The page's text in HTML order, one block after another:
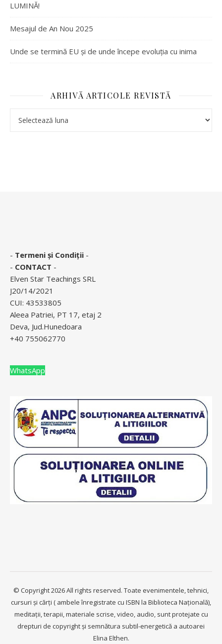
LUMINĂ!
Mesajul de An Nou 2025
Unde se termină EU și de unde începe evoluția cu inima
ARHIVĂ ARTICOLE REVISTĂ
- Termeni și Condiții -
- CONTACT -
Elven Star Teachings SRL
J20/14/2021
CUI: 43533805
Aleea Patriei, PT 17, etaj 2
Deva, Jud.Hunedoara
+40 755062770
WhatsApp
© Copyright 2026 All rights reserved. Toate evenimentele, tehnici,
cursuri și cărți ( ambele înregistrate cu ISBN la Biblioteca Națională),
meditații, terapii, materiale scrise, video, audio, sunt protejate cu
drepturi de copyright și semnătura subtil-energetică a autoarei
Elina Elthen.